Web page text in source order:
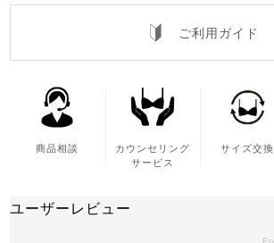
ご利用ガイド
商品相談
カウンセリング
サービス
サイズ交換
ユーザーレビュー